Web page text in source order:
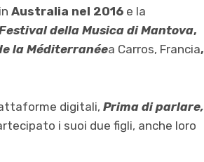
Australia nel 2016 e la
della Musica di Mantova,
la Méditerranéea Carros, Francia,
digitali, Prima di parlare,
i suoi due figli, anche loro